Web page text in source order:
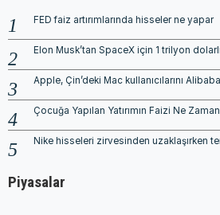
FED faiz artırımlarında hisseler ne yapar
Elon Musk’tan SpaceX için 1 trilyon
Apple, Çin’deki Mac kullanıcılarını
Çocuğa Yapılan Yatırımın Faizi Ne
Nike hisseleri zirvesinden uzaklaşırken
Piyasalar